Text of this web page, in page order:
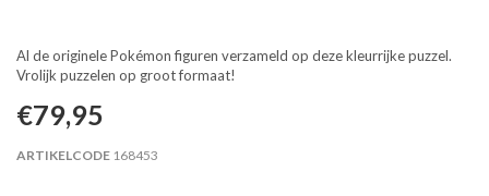
Al de originele Pokémon figuren verzameld op deze kleurrijke puzzel.
Vrolijk puzzelen op groot formaat!
€79,95
ARTIKELCODE 168453